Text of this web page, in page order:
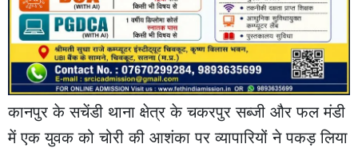
कानपुर के सचेंडी थाना क्षेत्र के चकरपुर सब्जी और फल मंडी
में एक युवक को चोरी की आशंका पर व्यापारियों ने पकड़ लिया